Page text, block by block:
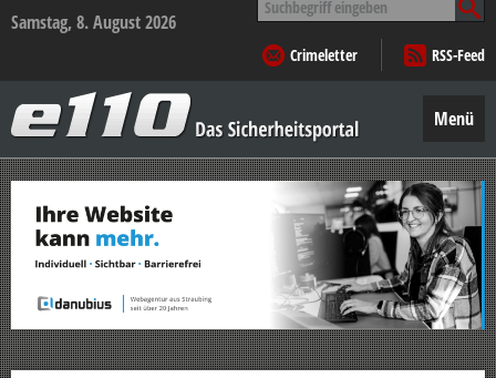
Samstag, 8. August 2026
nach:
Crimeletter
RSS-Feed
–
Das
Sicherheitsportal
Menü
Zum
Inhalt
springen